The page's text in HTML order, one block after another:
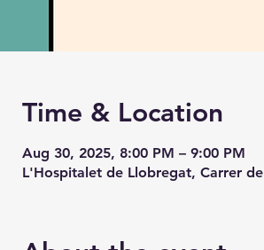
Time & Location
Aug 30, 2025, 8:00 PM – 9:00 PM
L'Hospitalet de Llobregat, Carrer